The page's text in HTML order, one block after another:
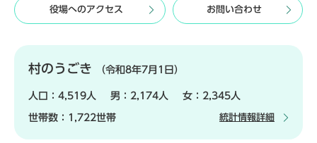
役場へのアクセス お問い合わせ
村のうごき （令和8年7月1日）
人口： 4,519人 男： 2,174人 女： 2,345人
世帯数： 1,722世帯 統計情報詳細